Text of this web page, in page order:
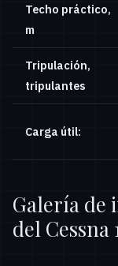
Techo práctico,
m
Tripulación,
tripulantes
Carga útil:
Galería de
del Cessna